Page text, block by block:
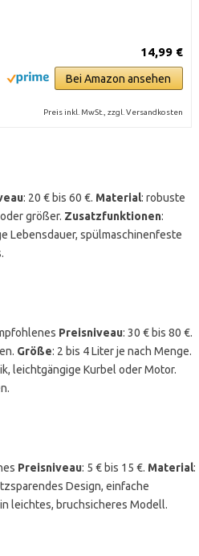
14,99 €
Bei Amazon ansehen
Preis inkl. MwSt., zzgl. Versandkosten
: 20 € bis 60 €. Material: robuste
größer. Zusatzfunktionen:
Lebensdauer, spülmaschinenfeste
Preisniveau: 30 € bis 80 €.
Größe: 2 bis 4 Liter je nach Menge.
leichtgängige Kurbel oder Motor.
Preisniveau: 5 € bis 15 €. Material:
Design, einfache
leichtes, bruchsicheres Modell.